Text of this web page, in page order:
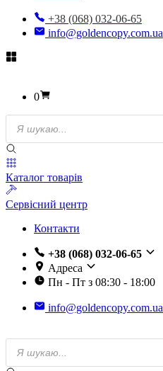
+38 (068) 032-06-65
info@goldencopy.com.ua
0
Пошук
товарів
Каталог товарів
Сервісний центр
Контакти
+38 (068) 032-06-65
Адреса
Пн - Пт з 08:30 - 18:00
info@goldencopy.com.ua
Пошук
товарів